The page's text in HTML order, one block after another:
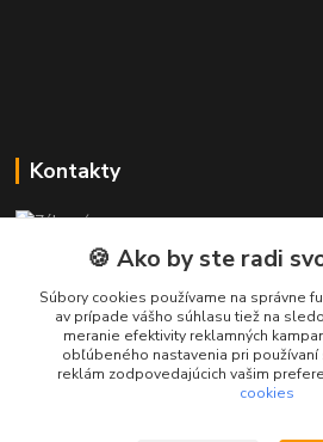
Kontakty
+421 911 010 560
Po-Pia, 13-17 hod.
info@presmartfon.sk
🍪 Ako by ste radi
Súbory cookies používame na správne
av prípade vášho súhlasu tiež na
meranie efektivity reklamných
obľúbeného nastavenia pri používaní
reklám zodpovedajúcich vašim
cookies